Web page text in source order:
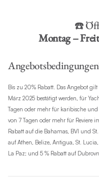
☎️
Montag –
Bis zu 20% Rabatt. Das Angebot
März 2025 bestätigt werden, für
Tagen oder mehr für karibische
von 7 Tagen oder mehr für Reviere
Rabatt auf die Bahamas, BVI und
auf Athen, Belize, Antigua, St.
La Paz; und 5 % Rabatt auf